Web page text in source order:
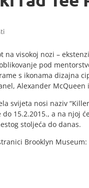
na visokoj nozi –
pod
s ikonama dizajna
Alexander McQueen
svijeta nosi naziv
do 15.2.2015., a na njoj
stoljeća do danas.
Brooklyn Museum: